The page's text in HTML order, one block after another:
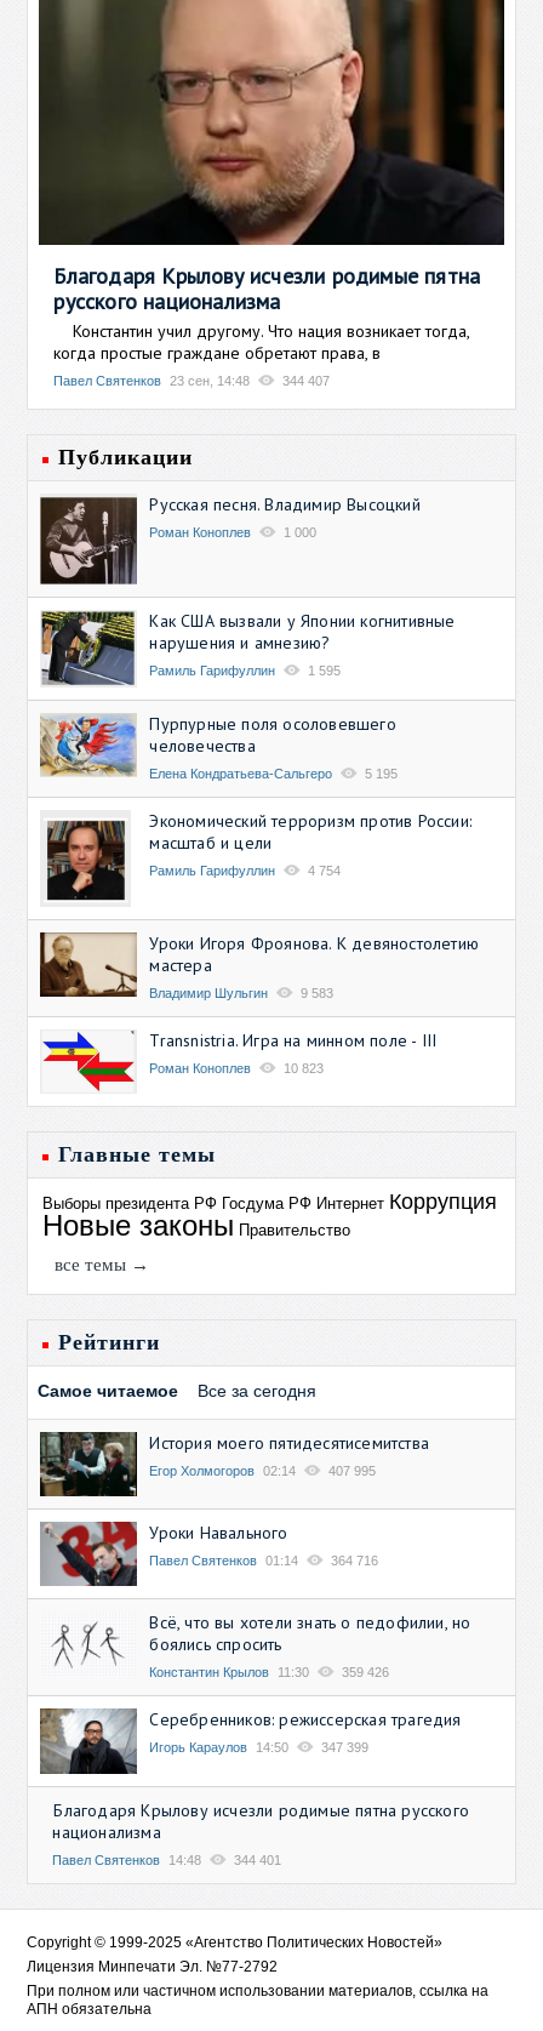
Благодаря Крылову исчезли родимые пятна
русского национализма
Константин учил другому. Что нация возникает тогда,
когда простые граждане обретают права, в
Павел Святенков 23 сен, 14:48 344 407
Публикации
Русская песня. Владимир Высоцкий
Роман Коноплев 1 000
Как США вызвали у Японии когнитивные
нарушения и амнезию?
Рамиль Гарифуллин 1 595
Пурпурные поля осоловевшего
человечества
Елена Кондратьева-Сальгеро 5 195
Экономический терроризм против России:
масштаб и цели
Рамиль Гарифуллин 4 754
Уроки Игоря Фроянова. К девяностолетию
мастера
Владимир Шульгин 9 583
Transnistria. Игра на минном поле - III
Роман Коноплев 10 823
Главные темы
Выборы президента РФ Госдума РФ Интернет Коррупция
Новые законы Правительство
все темы →
Рейтинги
Самое читаемое Все за сегодня
История моего пятидесятисемитства
Егор Холмогоров 02:14 407 995
Уроки Навального
Павел Святенков 01:14 364 716
Всё, что вы хотели знать о педофилии, но
боялись спросить
Константин Крылов 11:30 359 426
Серебренников: режиссерская трагедия
Игорь Караулов 14:50 347 399
Благодаря Крылову исчезли родимые пятна русского
национализма
Павел Святенков 14:48 344 401
Copyright © 1999-2025 «Агентство Политических Новостей»
Лицензия Минпечати Эл. №77-2792
При полном или частичном использовании материалов, ссылка на
АПН обязательна